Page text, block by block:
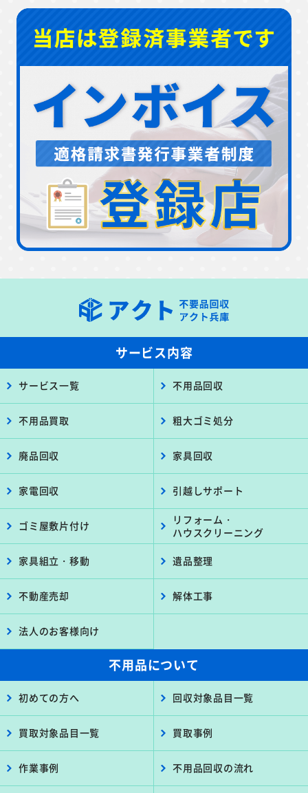
サービス内容
サービス一覧 不用品回収
不用品買取 粗大ゴミ処分
廃品回収 家具回収
家電回収 引越しサポート
ゴミ屋敷片付け
リフォーム・
ハウスクリーニング
家具組立・移動 遺品整理
不動産売却 解体工事
法人のお客様向け
不用品について
初めての方へ 回収対象品目一覧
買取対象品目一覧 買取事例
作業事例 不用品回収の流れ